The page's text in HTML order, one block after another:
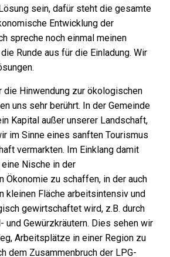
sein, dafür steht die gesamte
Entwicklung der
spreche noch einmal meinen
Runde aus für die Einladung. Wir
die Hinwendung zur ökologischen
uns sehr berührt. In der Gemeinde
Kapital außer unserer Landschaft,
im Sinne eines sanften Tourismus
vermarkten. Im Einklang damit
Nische in der
Ökonomie zu schaffen, in der auch
kleinen Fläche arbeitsintensiv und
gewirtschaftet wird, z.B. durch
und Gewürzkräutern. Dies sehen wir
Arbeitsplätze in einer Region zu
dem Zusammenbruch der LPG-